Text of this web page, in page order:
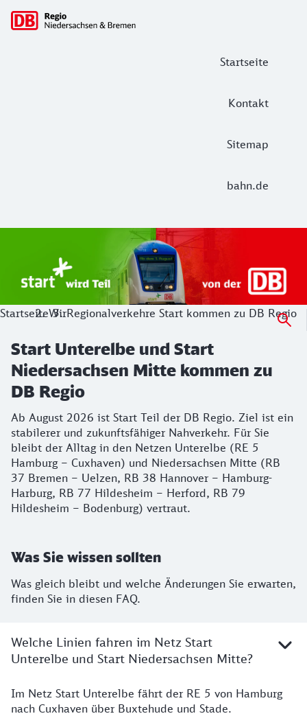
Startseite
Kontakt
Sitemap
bahn.de
Hauptnavigation
Start Unterelbe und Start
Ab August 2026 ist Start Teil der DB Regio. Ziel ist ein
StartseiteWirRegionalverkehre Start kommen zu DB Regio
Start Unterelbe und Start
Niedersachsen Mitte kommen zu
DB Regio
Ab August 2026 ist Start Teil der DB Regio. Ziel ist ein
stabilerer und zukunftsfähiger Nahverkehr. Für Sie
bleibt der Alltag in den Netzen Unterelbe (RE 5
Hamburg – Cuxhaven) und Niedersachsen Mitte (RB
37 Bremen – Uelzen, RB 38 Hannover – Hamburg-
Harburg, RB 77 Hildesheim – Herford, RB 79
Hildesheim – Bodenburg) vertraut.
Was Sie wissen sollten
Was gleich bleibt und welche Änderungen Sie erwarten,
finden Sie in diesen FAQ.
Welche Linien fahren im Netz Start
Unterelbe und Start Niedersachsen Mitte?
Details
Im Netz Start Unterelbe fährt der RE 5 von Hamburg
nach Cuxhaven über Buxtehude und Stade.